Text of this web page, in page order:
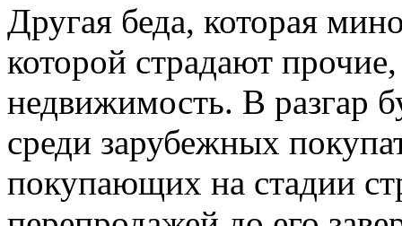
Другая беда, которая
которой страдают
недвижимость. В разгар
среди зарубежных
покупающих на стадии